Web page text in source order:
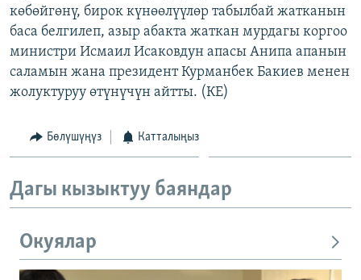
көбөйгөнү, бирок күнөөлүүлөр табылбай жатканын
баса белгилеп, азыр абакта жаткан мурдагы коргоо
министри Исмаил Исаковдун апасы Анипа апанын
саламын жана президент Курманбек Бакиев менен
жолуктуруу өтүнүчүн айтты. (КЕ)
Бөлүшүңүз Катталыңыз
Дагы кызыктуу баяндар
Окуялар